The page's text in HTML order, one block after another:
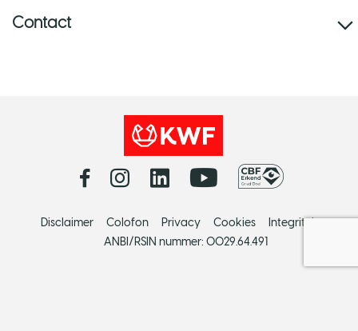
Contact
Disclaimer Colofon Privacy Cookies
Integriteit
ANBI/RSIN nummer: 0029.64.491